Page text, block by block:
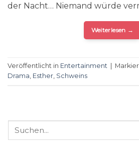
der Nacht… Niemand würde
Weiterlesen →
Veröffentlicht in Entertainment
Drama Esther Schweins